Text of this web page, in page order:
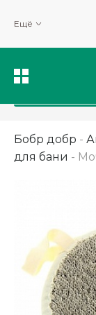
Ещё
Бобр добр -
для бани -
Мы используем
для получения
качества